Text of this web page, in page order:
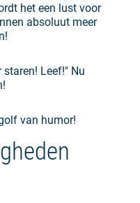
het een lust voor
absoluut meer
Leef!" Nu
van humor!